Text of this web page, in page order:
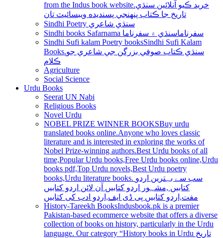
from the Indus book website.خريد ڪيو آنلائين سنڌي
تاريخ جا ڪتاب پنھنجي پسنديده ويبسائيٽ تان
Sindhi Poetry سنڌي شاعري
Sindhi books Safarnama سفرناماسنڌي ۾ سفرناما
Sindhi Sufi kalam Poetry booksSindhi Sufi Kalam
Books.سنڌي ڪتاب صوفي بزرگن جي شاعري جو
ڪلام
Agriculture
Social Science
Urdu Books
Seerat UN Nabi
Religious Books
Novel Urdu
NOBEL PRIZE WINNER BOOKSBuy urdu
translated books online.Anyone who loves classic
literature and is interested in exploring the works of
Nobel Prize-winning authors.Best Urdu books of all
time,Popular Urdu books,Free Urdu books online,Urdu
books pdf,Top Urdu novels,Best Urdu poetry
books,Urdu literature books. سب سے بہترین اردو
کتابیں ,مشہور اردو کتابیں آن لائن اردو کتابیں
مفت,اردو کتابیں پی ڈی ایف,اردو ادب کی کتابیں
History-Tareekh BooksIndusbook.pk is a premier
Pakistan-based ecommerce website that offers a diverse
collection of books on history, particularly in the Urdu
language. Our category “History books in Urdu تاریخ